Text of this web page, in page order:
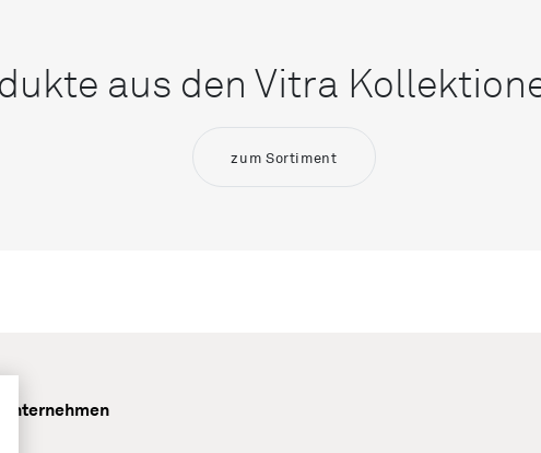
aus den Vitra
zum Sortiment
Unternehmen